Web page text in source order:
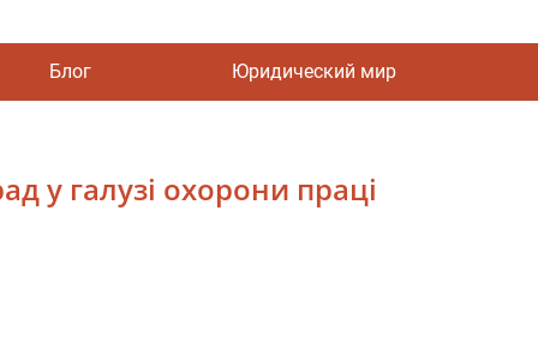
Блог Юридический мир
у галузі охорони праці